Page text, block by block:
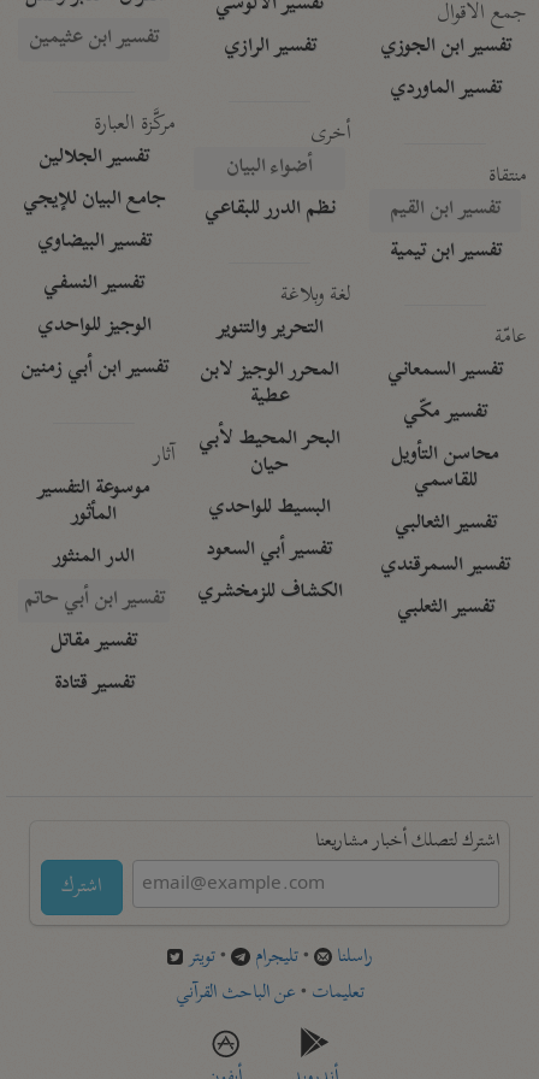
جمع الأقوال
تفسير ابن الجوزي
تفسير الماوردي
منتقاة
تفسير ابن القيم
تفسير ابن تيمية
عامّة
تفسير السمعاني
تفسير مكّي
محاسن التأويل
للقاسمي
تفسير الثعالبي
تفسير السمرقندي
تفسير الثعلبي
تفسير الرازي
أخرى
أضواء البيان
نظم الدرر للبقاعي
لغة وبلاغة
التحرير والتنوير
المحرر الوجيز لابن
عطية
البحر المحيط لأبي
حيان
البسيط للواحدي
تفسير أبي السعود
الكشاف للزمخشري
تفسير ابن عثيمين
مركَّزة العبارة
تفسير الجلالين
جامع البيان للإيجي
تفسير البيضاوي
تفسير النسفي
الوجيز للواحدي
تفسير ابن أبي زمنين
آثار
موسوعة التفسير
المأثور
الدر المنثور
تفسير ابن أبي حاتم
تفسير مقاتل
تفسير قتادة
اشترك لتصلك أخبار مشاريعنا
اشترك
راسلنا •تليجرام •تويتر
تعليمات •عن الباحث القرآني